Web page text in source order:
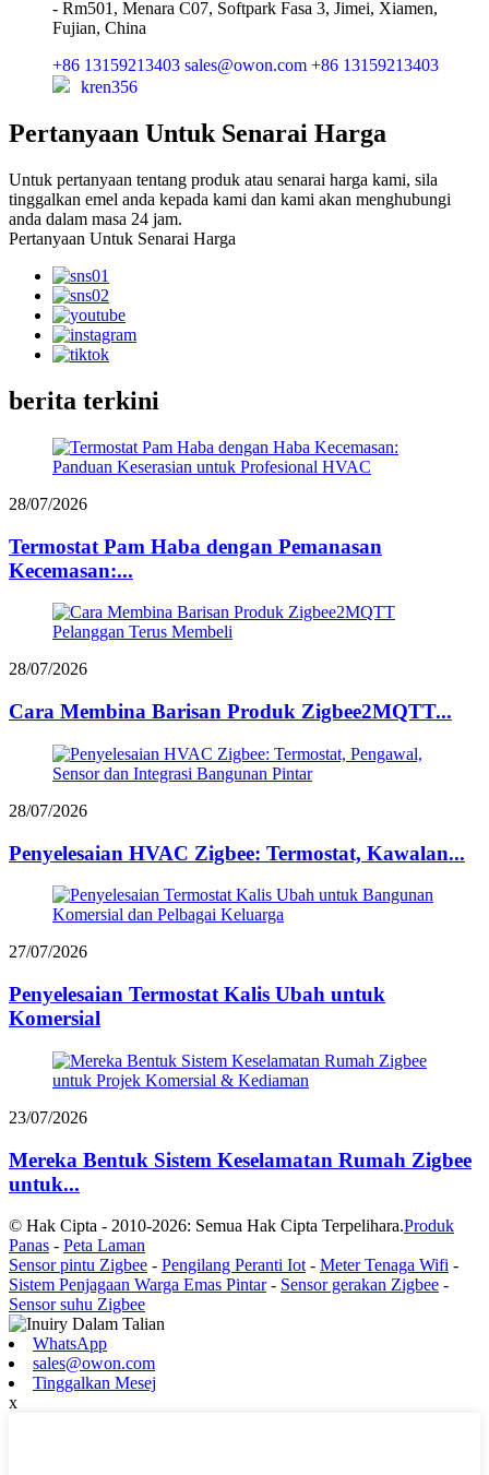
- Rm501, Menara C07, Softpark Fasa 3, Jimei, Xiamen,
Fujian, China
+86 13159213403 sales@owon.com +86 13159213403
kren356
Pertanyaan Untuk Senarai Harga
Untuk pertanyaan tentang produk atau senarai harga kami, sila
tinggalkan emel anda kepada kami dan kami akan menghubungi
anda dalam masa 24 jam.
Pertanyaan Untuk Senarai Harga
berita terkini
28/07/2026
Termostat Pam Haba dengan Pemanasan
Kecemasan:...
28/07/2026
Cara Membina Barisan Produk Zigbee2MQTT...
28/07/2026
Penyelesaian HVAC Zigbee: Termostat, Kawalan...
27/07/2026
Penyelesaian Termostat Kalis Ubah untuk
Komersial
23/07/2026
Mereka Bentuk Sistem Keselamatan Rumah Zigbee
untuk...
© Hak Cipta - 2010-2026: Semua Hak Cipta Terpelihara.Produk
Panas - Peta Laman
Sensor pintu Zigbee - Pengilang Peranti Iot - Meter Tenaga Wifi -
Sistem Penjagaan Warga Emas Pintar- Sensor gerakan Zigbee -
Sensor suhu Zigbee
WhatsApp
sales@owon.com
Tinggalkan Mesej
x